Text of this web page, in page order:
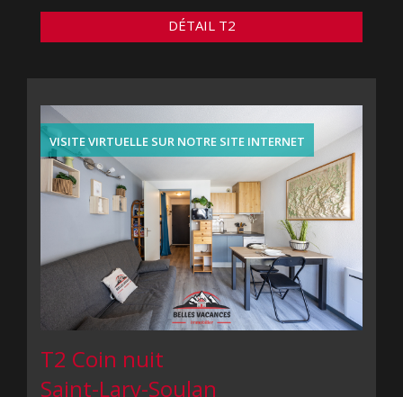
DÉTAIL T2
VISITE VIRTUELLE SUR NOTRE SITE INTERNET
T2 Coin nuit
Saint-Lary-Soulan